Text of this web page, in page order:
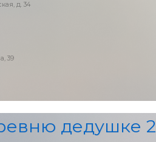
д. 34
39
дедушке 2